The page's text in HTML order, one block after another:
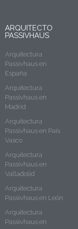
ARQUITECTO
PASSIVHAUS
Arquitectura
Passivhaus en
España
Arquitectura
Passivhaus en
Madrid
Arquitectura
Passivhaus en País
Vasco
Arquitectura
Passivhaus en
Valladolid
Arquitectura
Passivhaus en León
Arquitectura
Passivhaus en